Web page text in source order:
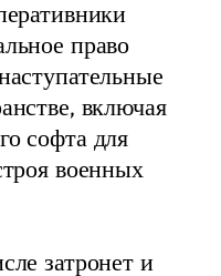
право
включая
софта для
военных
затронет и